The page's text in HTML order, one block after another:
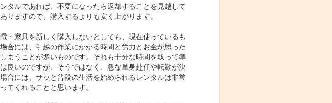
タルであれば、不要になったら返却することを見越して
りますので、購入するよりも安く上がります。
・家具を新しく購入しないとしても、現在使っているも
合には、引越の作業にかかる時間と労力とお金が思った
まうことが多いものです。それも十分な時間を取って準
良いのですが、そうではなく、急な単身赴任や転勤が決
合には、サッと普段の生活を始められるレンタルは非常
てくれることと思います。